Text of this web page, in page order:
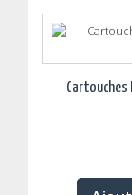
Cartouches